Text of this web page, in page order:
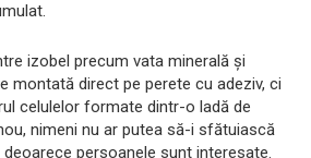
izobel precum vata minerală și
montată direct pe perete cu adeziv, ci
celulelor formate dintr-o ladă de
nimeni nu ar putea să-i sfătuiască
persoanele sunt interesate.